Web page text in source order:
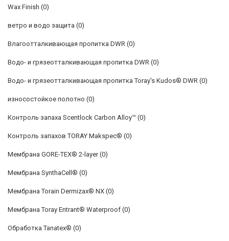
Wax Finish (0)
ветро и водо защита (0)
Влагоотталкивающая пропитка DWR (0)
Водо- и грязеотталкивающая пропитка DWR (0)
Водо- и грязеотталкивающая пропитка Toray's Kudos® DWR (0)
износостойкое полотно (0)
Контроль запаха Scentlock Carbon Alloy™ (0)
Контроль запахов TORAY Makspec® (0)
Мембрана GORE-TEX® 2-layer(0)
Мембрана SynthaCell® (0)
Мембрана Torain Dermizax® NX (0)
Мембрана Toray Entrant® Waterproof (0)
Обработка Tanatex® (0)